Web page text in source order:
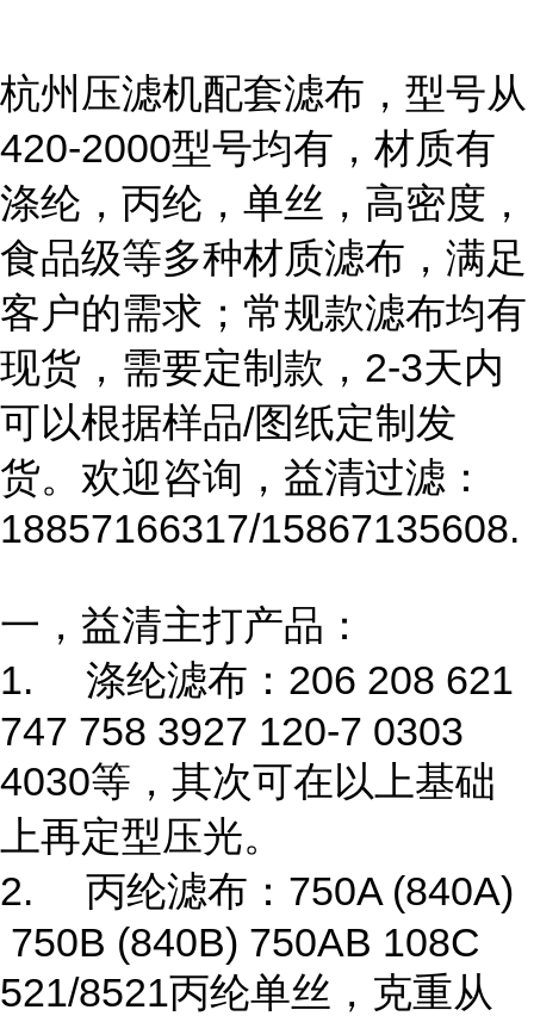
杭州压滤机配套滤布，型号从
420-2000型号均有，材质有
涤纶，丙纶，单丝，高密度，
食品级等多种材质滤布，满足
客户的需求；常规款滤布均有
现货，需要定制款，2-3天内
可以根据样品/图纸定制发
货。欢迎咨询，益清过滤：
18857166317/15867135608.
一，益清主打产品：
1.
涤纶滤布：206 208 621
747 758 3927 120-7 0303
4030等，其次可在以上基础
上再定型压光。
2.
丙纶滤布：750A (840A)
750B (840B) 750AB 108C
521/8521丙纶单丝，克重从